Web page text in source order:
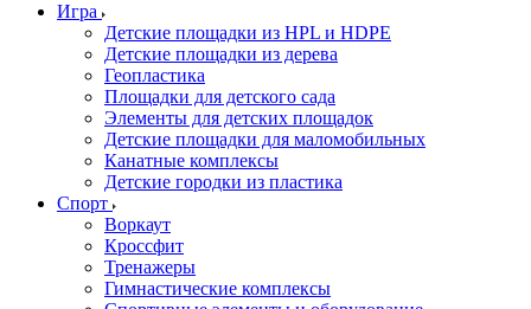
Игра
Детские площадки из HPL и HDPE
Детские площадки из дерева
Геопластика
Площадки для детского сада
Элементы для детских площадок
Детские площадки для маломобильных
Канатные комплексы
Детские городки из пластика
Спорт
Воркаут
Кроссфит
Тренажеры
Гимнастические комплексы